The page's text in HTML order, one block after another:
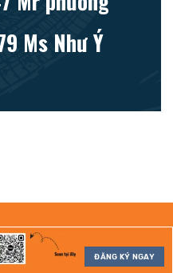
Ms Như Ý
ĐĂNG KÝ NGAY